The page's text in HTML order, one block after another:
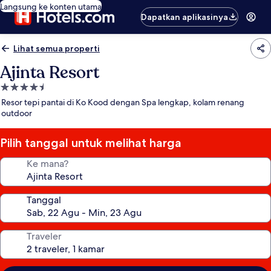
Langsung ke konten utama
Dapatkan aplikasinya
Lihat semua properti
Ajinta Resort
Properti
bintang
4.5
Resor tepi pantai di Ko Kood dengan Spa lengkap, kolam renang
outdoor
Pilih tanggal untuk melihat harga
Ke mana?
Tanggal
Traveler